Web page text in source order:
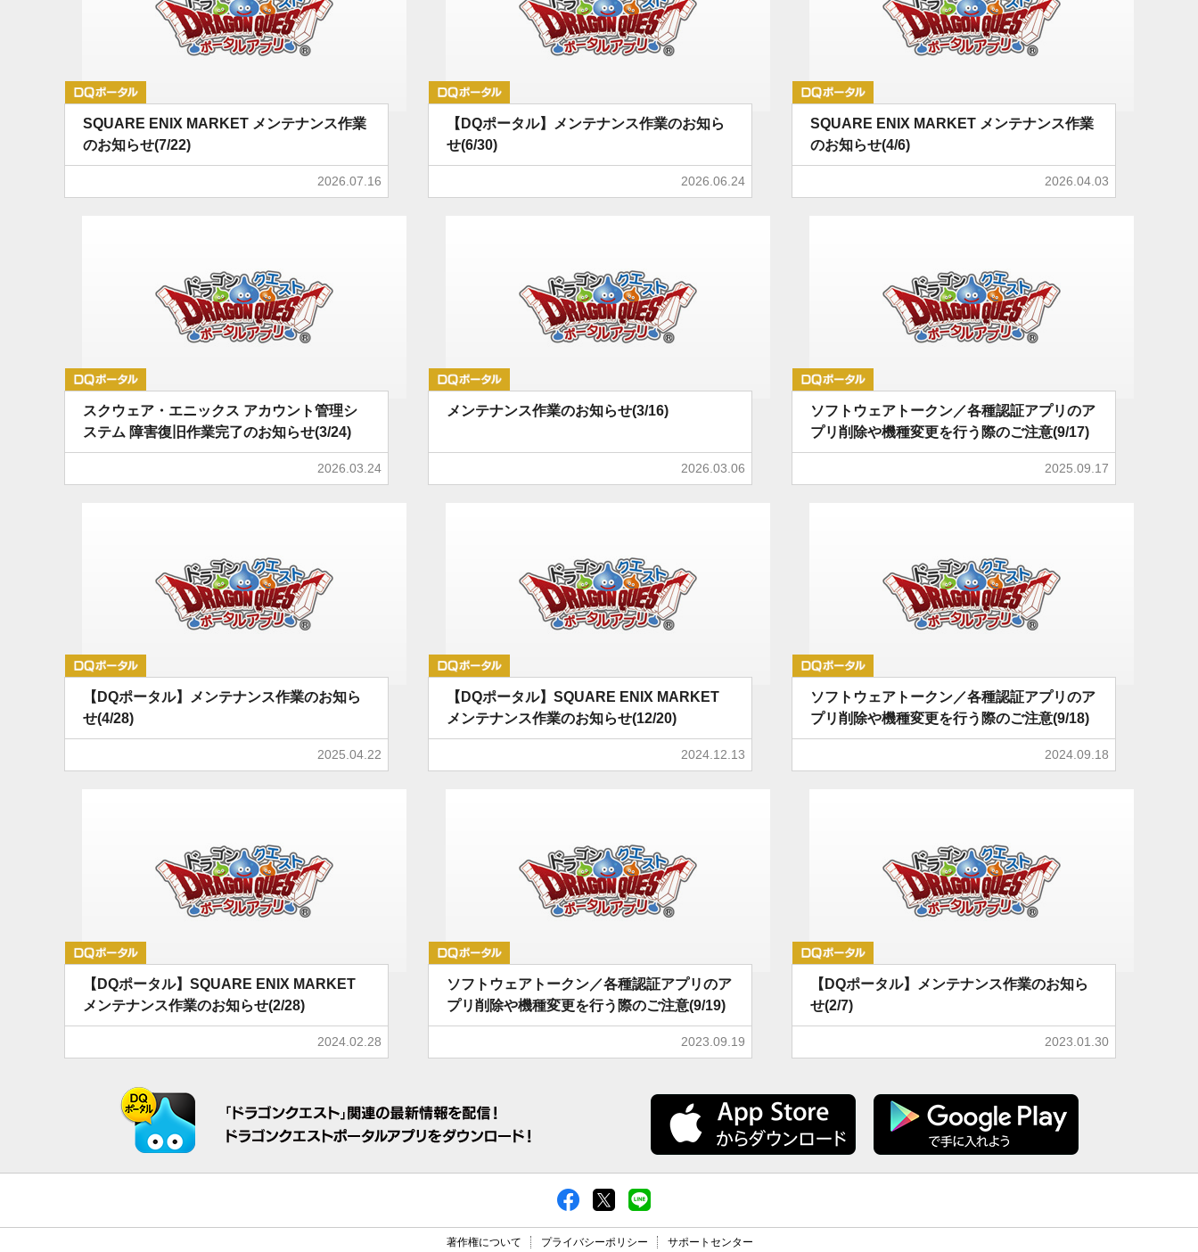
SQUARE ENIX MARKET メンテナンス作業
のお知らせ(7/22)
2026.07.16
【DQポータル】メンテナンス作業のお知ら
せ(6/30)
2026.06.24
SQUARE ENIX MARKET メンテナンス作業
のお知らせ(4/6)
2026.04.03
スクウェア・エニックス アカウント管理シ
ステム 障害復旧作業完了のお知らせ(3/24)
2026.03.24
メンテナンス作業のお知らせ(3/16)
2026.03.06
ソフトウェアトークン／各種認証アプリのア
プリ削除や機種変更を行う際のご注意(9/17)
2025.09.17
【DQポータル】メンテナンス作業のお知ら
せ(4/28)
2025.04.22
【DQポータル】SQUARE ENIX MARKET
メンテナンス作業のお知らせ(12/20)
2024.12.13
ソフトウェアトークン／各種認証アプリのア
プリ削除や機種変更を行う際のご注意(9/18)
2024.09.18
【DQポータル】SQUARE ENIX MARKET
メンテナンス作業のお知らせ(2/28)
2024.02.28
ソフトウェアトークン／各種認証アプリのア
プリ削除や機種変更を行う際のご注意(9/19)
2023.09.19
【DQポータル】メンテナンス作業のお知ら
せ(2/7)
2023.01.30
著作権について プライバシーポリシー サポートセンター